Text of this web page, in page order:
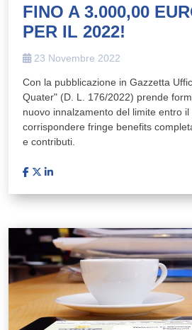
FINO A 3.000,00
PER IL 2022!
23 Novembre 2022
Con la pubblicazione in Gazzetta
Quater" (D. L. 176/2022) prende
nuovo innalzamento del limite entro
corrispondere fringe benefits
e contributi.